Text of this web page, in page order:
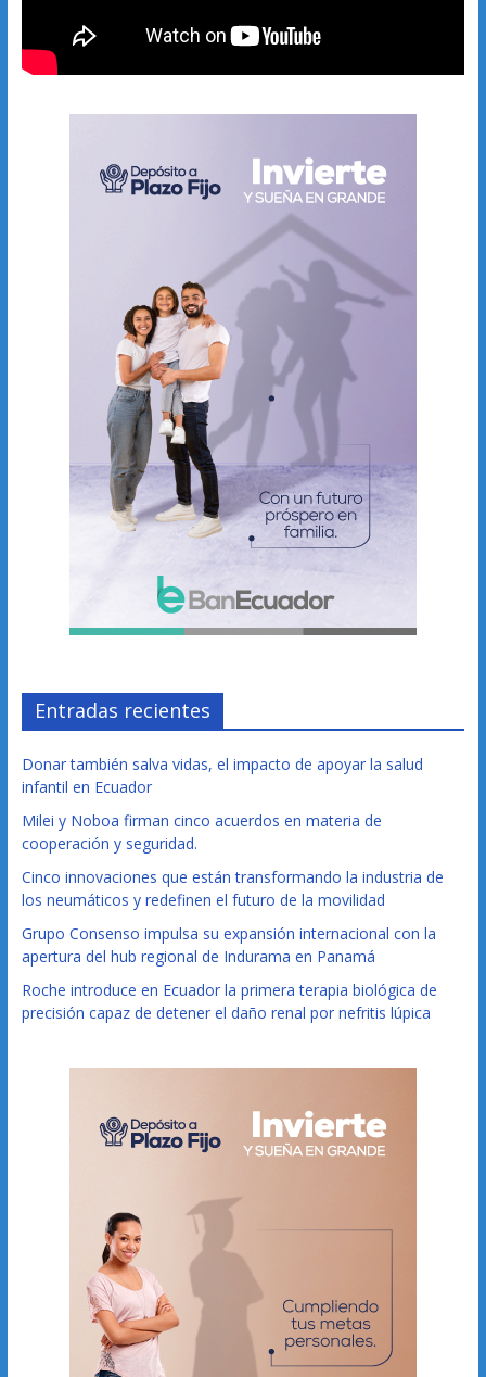
Entradas recientes
Donar también salva vidas, el impacto de apoyar la salud
infantil en Ecuador
Milei y Noboa firman cinco acuerdos en materia de
cooperación y seguridad.
Cinco innovaciones que están transformando la industria de
los neumáticos y redefinen el futuro de la movilidad
Grupo Consenso impulsa su expansión internacional con la
apertura del hub regional de Indurama en Panamá
Roche introduce en Ecuador la primera terapia biológica de
precisión capaz de detener el daño renal por nefritis lúpica